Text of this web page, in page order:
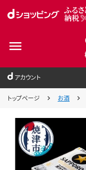
アカウント
トップページ お酒